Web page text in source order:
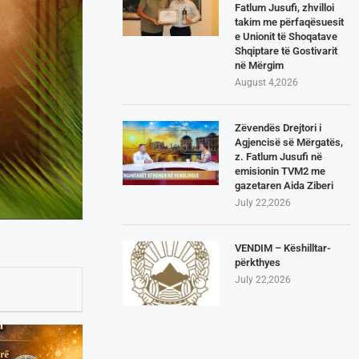
Fatlum Jusufi, zhvilloi
takim me përfaqësuesit
e Unionit të Shoqatave
Shqiptare të Gostivarit
në Mërgim
August 4,2026
Zëvendës Drejtori i
Agjencisë së Mërgatës,
z. Fatlum Jusufi në
emisionin TVM2 me
gazetaren Aida Ziberi
July 22,2026
VENDIM – Këshilltar-
përkthyes
July 22,2026